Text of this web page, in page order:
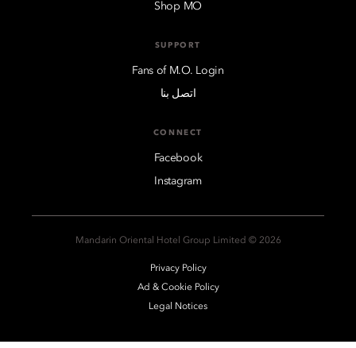
Shop MO
SUPPORT
Fans of M.O. Login
اتصل بنا
CONNECT
Facebook
Instagram
2026 © Mandarin Oriental Hotel Group Limited
Privacy Policy
Ad & Cookie Policy
Legal Notices